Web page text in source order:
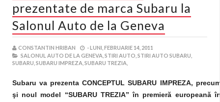
prezentate de marca Subaru la
Salonul Auto de la Geneva
CONSTANTIN HRIBAN -LUNI, FEBRUARIE 14, 2011
SALONUL AUTO DE LA GENEVA, STIRI AUTO, STIRI AUTO SUBARU,
SUBARU, SUBARU IMPREZA, SUBARU TREZIA,
Subaru va prezenta CONCEPTUL SUBARU IMPREZA,
şi noul model “SUBARU TREZIA” în premieră europeană